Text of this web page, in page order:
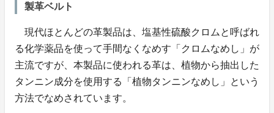
製革ベルト
現代ほとんどの革製品は、塩基性硫酸クロムと呼ばれ
る化学薬品を使って手間なくなめす「クロムなめし」が
主流ですが、本製品に使われる革は、植物から抽出した
タンニン成分を使用する「植物タンニンなめし」という
方法でなめされています。